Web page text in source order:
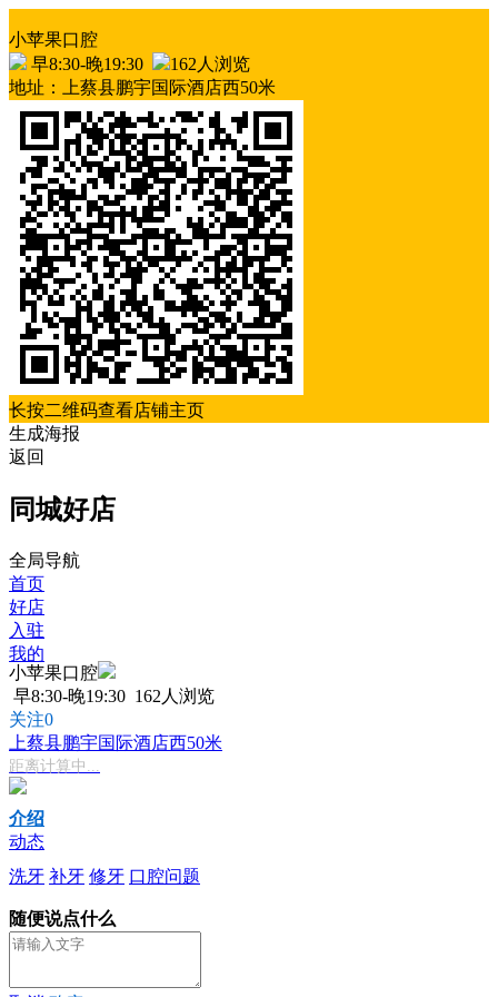
小苹果口腔
早8:30-晚19:30
162人浏览
地址：上蔡县鹏宇国际酒店西50米
长按二维码查看店铺主页
生成海报
返回
同城好店
全局导航
首页
好店
入驻
我的
小苹果口腔
早8:30-晚19:30 162人浏览
关注0
上蔡县鹏宇国际酒店西50米
距离计算中...
介绍
动态
洗牙 补牙 修牙 口腔问题
随便说点什么